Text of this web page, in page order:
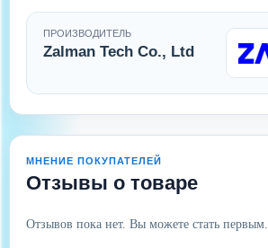
ПРОИЗВОДИТЕЛЬ
Zalman Tech Co., Ltd
МНЕНИЕ ПОКУПАТЕЛЕЙ
Отзывы о товаре
Отзывов пока нет. Вы можете стать первым.